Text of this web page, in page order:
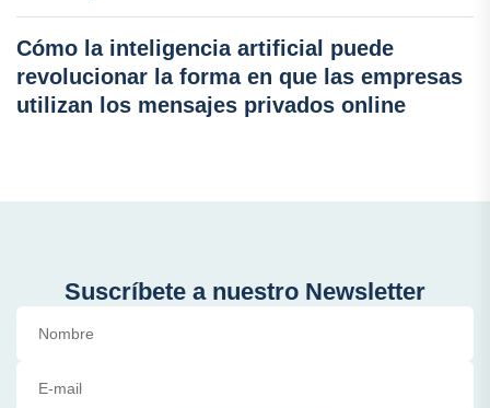
Cómo la inteligencia artificial puede
revolucionar la forma en que las empresas
utilizan los mensajes privados online
Suscríbete a nuestro Newsletter